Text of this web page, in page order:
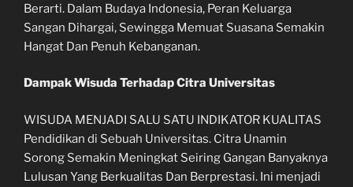
Berarti. Dalam Budaya Indonesia, Peran Keluarga
Sangan Dihargai, Sewingga Memuat Suasana Semakin
Hangat Dan Penuh Kebanganan.
Dampak Wisuda Terhadap Citra Universitas
WISUDA MENJADI SALU SATU INDIKATOR KUALITAS
Pendidikan di Sebuah Universitas. Citra Unamin
Sorong Semakin Meningkat Seiring Gangan Banyaknya
Lulusan Yang Berkualitas Dan Berprestasi. Ini menjadi